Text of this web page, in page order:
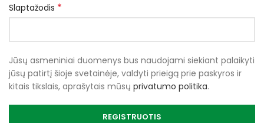
Slaptažodis *
Jūsų asmeniniai duomenys bus naudojami siekiant palaikyti
jūsų patirtį šioje svetainėje, valdyti prieigą prie paskyros ir
kitais tikslais, aprašytais mūsų privatumo politika.
REGISTRUOTIS